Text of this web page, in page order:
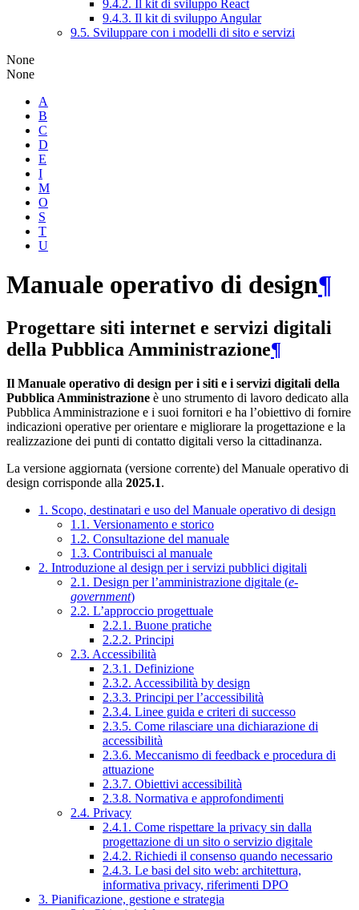
9.4.2. Il kit di sviluppo React
9.4.3. Il kit di sviluppo Angular
9.5. Sviluppare con i modelli di sito e servizi
None
None
A
B
C
D
E
I
M
O
S
T
U
Manuale operativo di design¶
Progettare siti internet e servizi digitali
della Pubblica Amministrazione¶
Il Manuale operativo di design per i siti e i servizi digitali della
Pubblica Amministrazione è uno strumento di lavoro dedicato alla
Pubblica Amministrazione e i suoi fornitori e ha l’obiettivo di fornire
indicazioni operative per orientare e migliorare la progettazione e la
realizzazione dei punti di contatto digitali verso la cittadinanza.
La versione aggiornata (versione corrente) del Manuale operativo di
design corrisponde alla 2025.1.
1. Scopo, destinatari e uso del Manuale operativo di design
1.1. Versionamento e storico
1.2. Consultazione del manuale
1.3. Contribuisci al manuale
2. Introduzione al design per i servizi pubblici digitali
2.1. Design per l’amministrazione digitale (e-
government)
2.2. L’approccio progettuale
2.2.1. Buone pratiche
2.2.2. Principi
2.3. Accessibilità
2.3.1. Definizione
2.3.2. Accessibilità by design
2.3.3. Principi per l’accessibilità
2.3.4. Linee guida e criteri di successo
2.3.5. Come rilasciare una dichiarazione di
accessibilità
2.3.6. Meccanismo di feedback e procedura di
attuazione
2.3.7. Obiettivi accessibilità
2.3.8. Normativa e approfondimenti
2.4. Privacy
2.4.1. Come rispettare la privacy sin dalla
progettazione di un sito o servizio digitale
2.4.2. Richiedi il consenso quando necessario
2.4.3. Le basi del sito web: architettura,
informativa privacy, riferimenti DPO
3. Pianificazione, gestione e strategia